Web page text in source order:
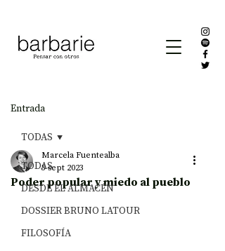
Entrada
TODAS
DESDE EL ALMACÉN
DOSSIER BRUNO LATOUR
FILOSOFÍA
TODAS
Poder popular y miedo al pueblo
Marcela Fuentealba
5 sept 2023